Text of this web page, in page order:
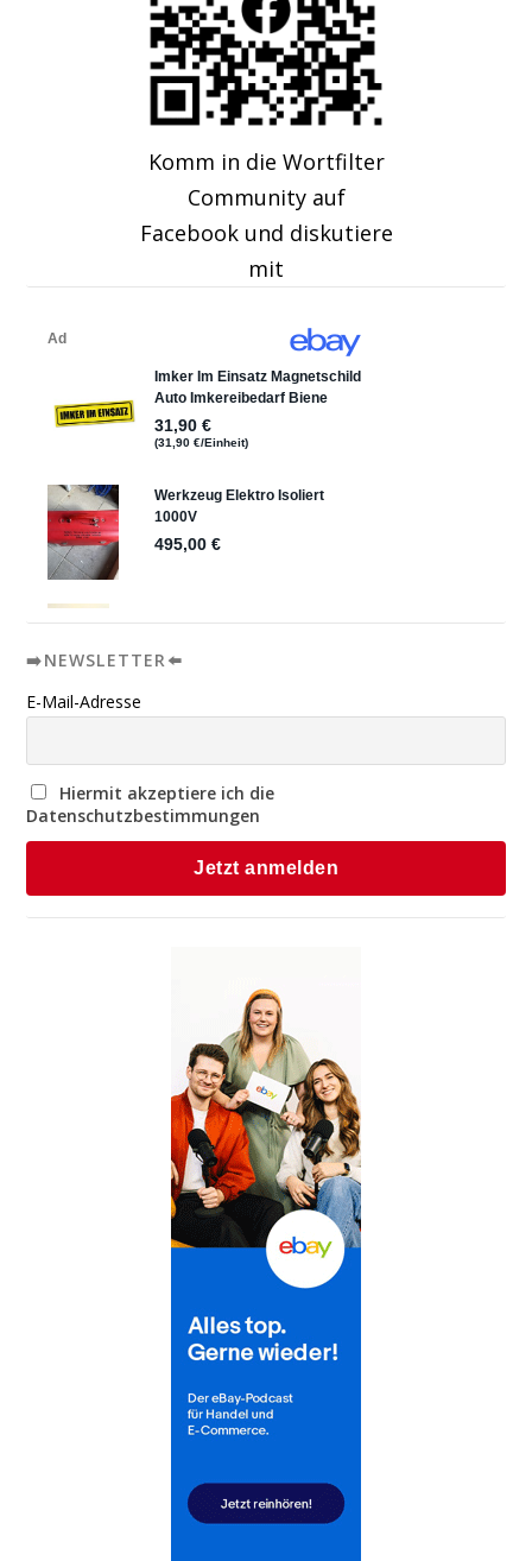
Komm in die Wortfilter
Community auf
Facebook und diskutiere
mit
➡️NEWSLETTER⬅️
E-Mail-Adresse
Hiermit akzeptiere ich die
Datenschutzbestimmungen